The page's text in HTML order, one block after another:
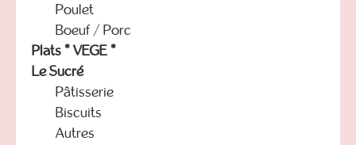
Poulet
Boeuf / Porc
Plats * VEGE *
Le Sucré
Pâtisserie
Biscuits
Autres